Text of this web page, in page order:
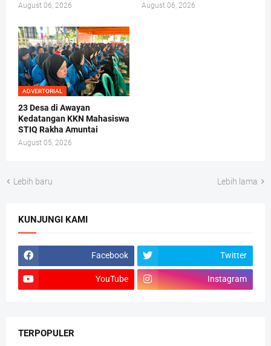
August 06, 2026 August 06, 2026
ADVERTORIAL
23 Desa di Awayan
Kedatangan KKN Mahasiswa
STIQ Rakha Amuntai
August 05, 2026
Lebih baru Lebih lama
KUNJUNGI KAMI
Facebook Twitter
YouTube Instagram
TERPOPULER